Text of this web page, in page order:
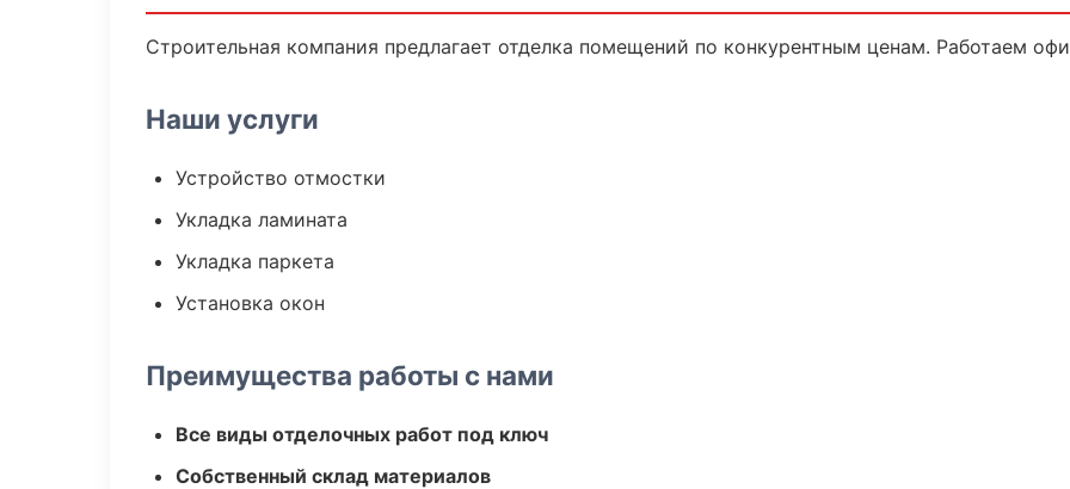
Строительная компания предлагает отделка помещений по конкурентным ценам. Работаем
Наши услуги
Устройство отмостки
Укладка ламината
Укладка паркета
Установка окон
Преимущества работы с нами
Все виды отделочных работ под ключ
Собственный склад материалов